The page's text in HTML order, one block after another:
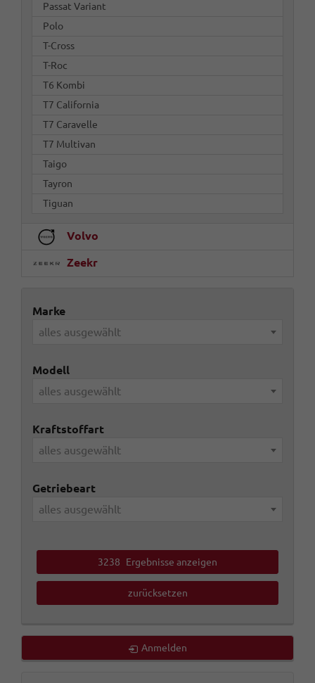
Passat Variant
Polo
T-Cross
T-Roc
T6 Kombi
T7 California
T7 Caravelle
T7 Multivan
Taigo
Tayron
Tiguan
Volvo
Zeekr
Marke
alles ausgewählt
Modell
alles ausgewählt
Kraftstoffart
alles ausgewählt
Getriebeart
alles ausgewählt
3238 Ergebnisse anzeigen
zurücksetzen
Anmelden